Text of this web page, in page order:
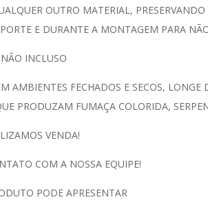
OUTRO MATERIAL,
E DURANTE A MONTAGEM PARA
INCLUSO
AMBIENTES FECHADOS E SECOS, LONGE
PRODUZAM FUMAÇA COLORIDA,
VENDA!
COM A NOSSA EQUIPE!
PODE APRESENTAR